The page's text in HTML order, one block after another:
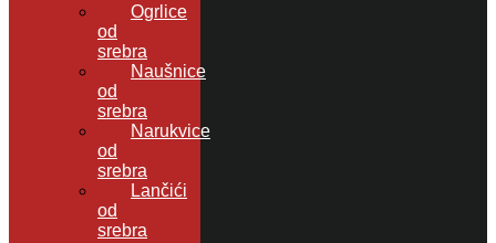
Ogrlice
od
srebra
Naušnice
od
srebra
Narukvice
od
srebra
Lančići
od
srebra